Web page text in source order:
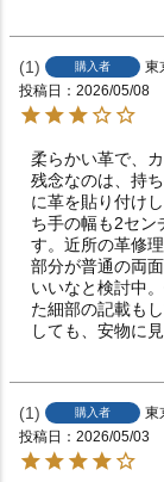
1 購入者
東
投稿日
2026/05/08
柔らかい革で、
残念なのは、持
に革を貼り付け
ち手の幅も2セン
す。近所の革修
部分が普通の両
いいなと検討中
た細部の記載も
しても、安物に
1 購入者 東
投稿日
2026/05/03